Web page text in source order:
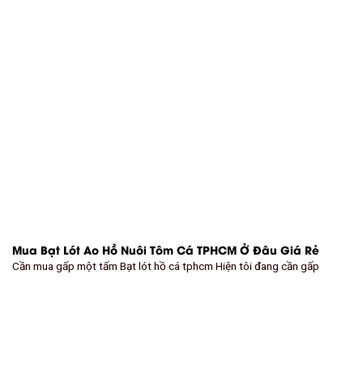
Mua Bạt Lót Ao Hồ Nuôi Tôm Cá TPHCM Ở Đâu Giá Rẻ
Cần mua gấp một tấm Bạt lót hồ cá tphcm Hiện tôi đang cần gấp